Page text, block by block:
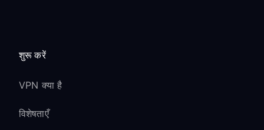
शुरू करें
VPN क्या है
विशेषताएँ